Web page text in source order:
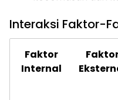
Interaksi Faktor-
Faktor
Internal